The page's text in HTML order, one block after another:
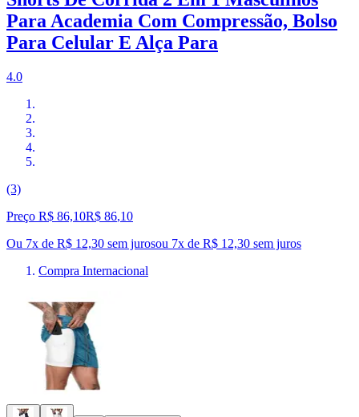
Para Academia Com Compressão, Bolso
Para Celular E Alça Para
4.0
(3)
Preço R$ 86,10R$ 86,10
Ou 7x de R$ 12,30 sem jurosou 7x de R$ 12,30 sem juros
Compra Internacional